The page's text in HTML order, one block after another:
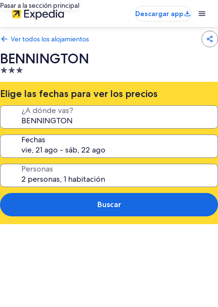
Pasar a la sección principal
Descargar app
Ver todos los alojamientos
BENNINGTON
Alojamiento
de
3.0 estrellas
Elige las fechas para ver los precios
¿A dónde vas?
Fechas
Personas
Buscar